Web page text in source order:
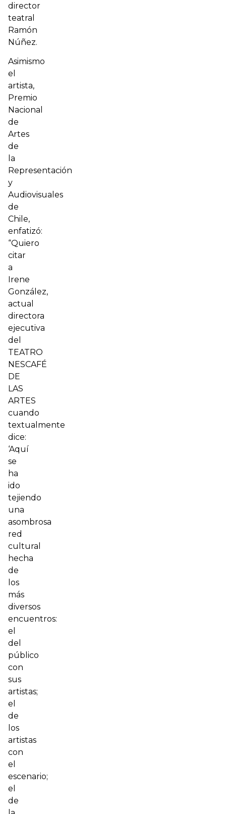
director
teatral
Ramón
Núñez.
Asimismo
el
artista,
Premio
Nacional
de
Artes
de
la
Representación
y
Audiovisuales
de
Chile,
enfatizó:
“Quiero
citar
a
Irene
González,
actual
directora
ejecutiva
del
TEATRO
NESCAFÉ
DE
LAS
ARTES
cuando
textualmente
dice:
‘Aquí
se
ha
ido
tejiendo
una
asombrosa
red
cultural
hecha
de
los
más
diversos
encuentros:
el
del
público
con
sus
artistas;
el
de
los
artistas
con
el
escenario;
el
de